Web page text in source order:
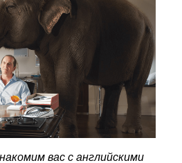
вас с английскими